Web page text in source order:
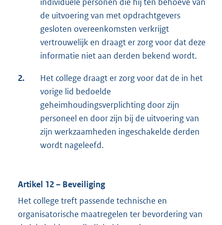
de uitvoering van met opdrachtgevers
gesloten overeenkomsten verkrijgt
vertrouwelijk en draagt er zorg voor dat deze
informatie niet aan derden bekend wordt.
2.
Het college draagt er zorg voor dat de in het
vorige lid bedoelde
geheimhoudingsverplichting door zijn
personeel en door zijn bij de uitvoering van
zijn werkzaamheden ingeschakelde derden
wordt nageleefd.
Artikel 12 – Beveiliging
Het college treft passende technische en
organisatorische maatregelen ter bevordering van